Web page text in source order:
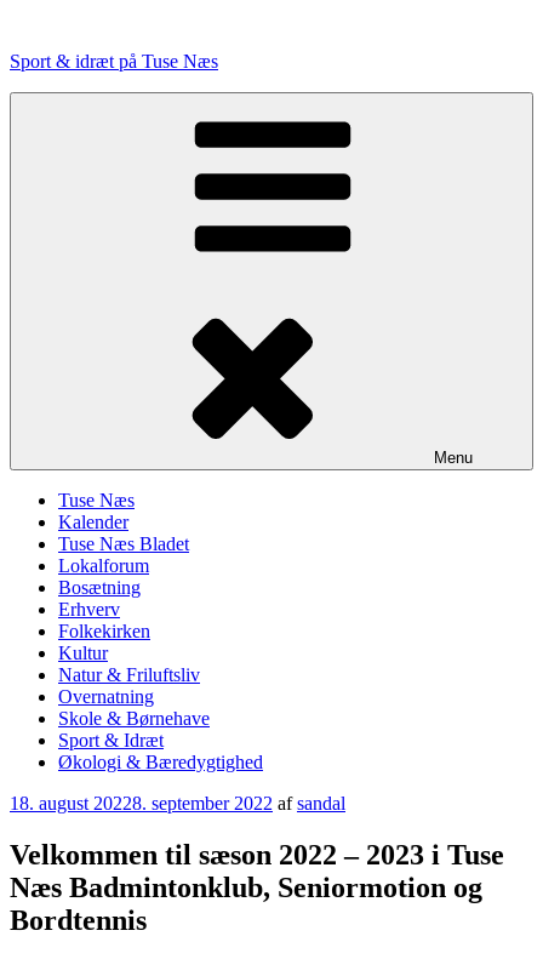
indhold
Sport & idræt på Tuse Næs
Menu
Tuse Næs
Kalender
Tuse Næs Bladet
Lokalforum
Bosætning
Erhverv
Folkekirken
Kultur
Natur & Friluftsliv
Overnatning
Skole & Børnehave
Sport & Idræt
Økologi & Bæredygtighed
Udgivet
18. august 20228. september 2022 afsandal
Velkommen til sæson 2022 – 2023 i Tuse
Næs Badmintonklub, Seniormotion og
Bordtennis